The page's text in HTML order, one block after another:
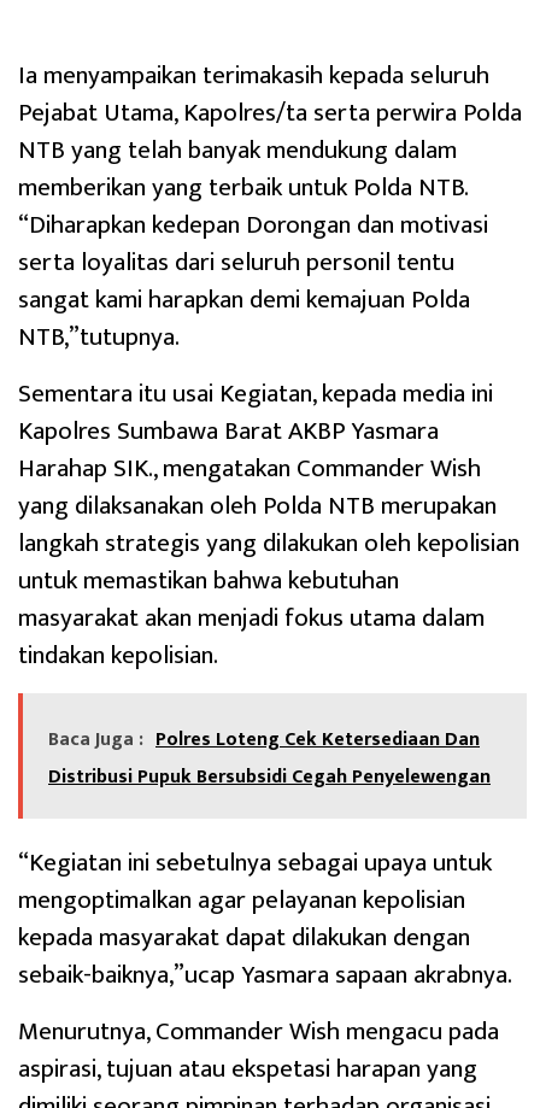
Ia menyampaikan terimakasih kepada seluruh
Pejabat Utama, Kapolres/ta serta perwira Polda
NTB yang telah banyak mendukung dalam
memberikan yang terbaik untuk Polda NTB.
“Diharapkan kedepan Dorongan dan motivasi
serta loyalitas dari seluruh personil tentu
sangat kami harapkan demi kemajuan Polda
NTB,”tutupnya.
Sementara itu usai Kegiatan, kepada media ini
Kapolres Sumbawa Barat AKBP Yasmara
Harahap SIK., mengatakan Commander Wish
yang dilaksanakan oleh Polda NTB merupakan
langkah strategis yang dilakukan oleh kepolisian
untuk memastikan bahwa kebutuhan
masyarakat akan menjadi fokus utama dalam
tindakan kepolisian.
Baca Juga : Polres Loteng Cek Ketersediaan Dan
Distribusi Pupuk Bersubsidi Cegah Penyelewengan
“Kegiatan ini sebetulnya sebagai upaya untuk
mengoptimalkan agar pelayanan kepolisian
kepada masyarakat dapat dilakukan dengan
sebaik-baiknya,”ucap Yasmara sapaan akrabnya.
Menurutnya, Commander Wish mengacu pada
aspirasi, tujuan atau ekspetasi harapan yang